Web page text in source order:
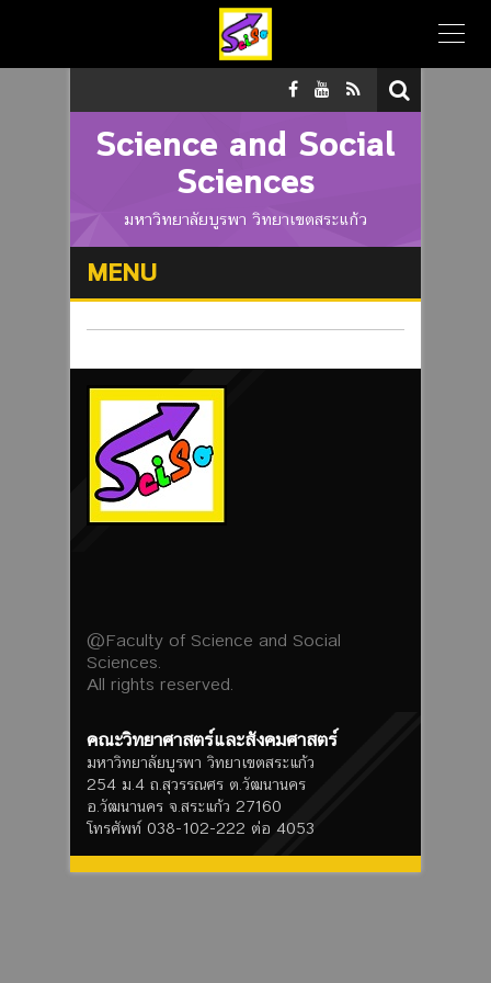
Science and Social
Sciences
มหาวิทยาลัยบูรพา วิทยาเขตสระแก้ว
MENU
@Faculty of Science and Social
Sciences.
All rights reserved.
คณะวิทยาศาสตร์และสังคมศาสตร์
มหาวิทยาลัยบูรพา วิทยาเขตสระแก้ว
254 ม.4 ถ.สุวรรณศร ต.วัฒนานคร
อ.วัฒนานคร จ.สระแก้ว 27160
โทรศัพท์ 038-102-222 ต่อ 4053